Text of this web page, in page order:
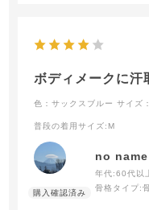
ボディメークに汗
色：サックスブルー サイズ
普段の着用サイズ:M
no name
年代:60代以
骨格タイプ: